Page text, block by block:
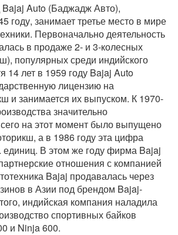
Auto (Баджадж Авто),
году, занимает третье место в мире
Первоначально деятельность
в продаже 2- и 3-колесных
популярных среди индийского
14 лет в 1959 году Bajaj Auto
лицензию на
и занимается их выпуском. К 1970-
значительно
на этот момент было выпущено
а в 1986 году эта цифра
единиц. В этом же году фирма Bajaj
отношения с компанией
Bajaj продавалась через
в Азии под брендом Bajaj-
индийская компания наладила
спортивных байков
и Ninja 600.